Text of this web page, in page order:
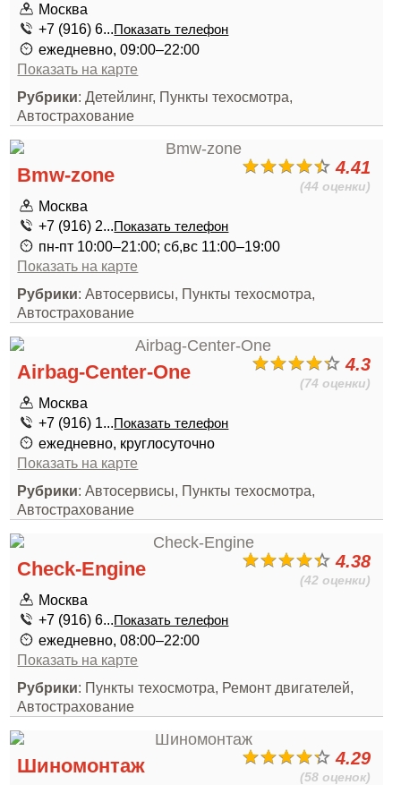
Москва
+7 (916) 6...Показать телефон
ежедневно, 09:00–22:00
Показать на карте
Рубрики: Детейлинг, Пункты техосмотра,
Автострахование
4.41
(44 оценки)
Bmw-zone
Москва
+7 (916) 2...Показать телефон
пн-пт 10:00–21:00; сб,вс 11:00–19:00
Показать на карте
Рубрики: Автосервисы, Пункты техосмотра,
Автострахование
4.3
(74 оценки)
Airbag-Center-One
Москва
+7 (916) 1...Показать телефон
ежедневно, круглосуточно
Показать на карте
Рубрики: Автосервисы, Пункты техосмотра,
Автострахование
4.38
(42 оценки)
Check-Engine
Москва
+7 (916) 6...Показать телефон
ежедневно, 08:00–22:00
Показать на карте
Рубрики: Пункты техосмотра, Ремонт двигателей,
Автострахование
4.29
(58 оценок)
Шиномонтаж